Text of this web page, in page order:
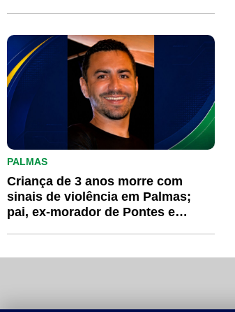
PALMAS
Criança de 3 anos morre com
sinais de violência em Palmas;
pai, ex-morador de Pontes e